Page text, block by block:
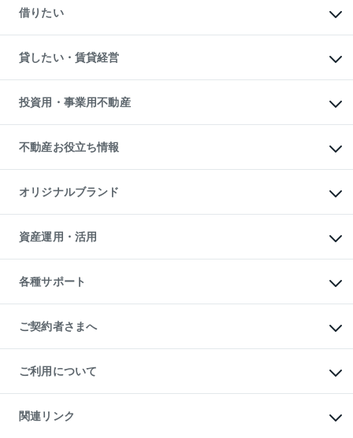
中古一戸建ての購入
不動産購入の流れ
注目キーワード物件特集
購入ガイド
English 繁体中文簡体中文
一戸建ての売却・査定
土地の売却・査定
スピードAI査定
不動産査定について
不動産売却の流れ
不動産買換えの流れ
売却ガイド
借りたい
オフィス・店舗の賃貸
借りるときの流れ
借りるガイド
貸したい・賃貸経営
マンション賃料データ
賃貸管理プラン
リロケーションについて
貸すガイド
投資用・事業用不動産
事業用不動産
マンション投資
投資用マンション
アパート経営
収益物件
ビル購入（ビル一棟）
投資用不動産の売却査定
事業用不動産の売却査定
不動産お役立ち情報
マンションライブラリー
人気マンションランキング
暮らしに役立つ不動産メディア
不動産相場・不動産価格情報
不動産コラム・ニュース
不動産用語集
不動産なんでもネット相談室
住まいの税金
オリジナルブランド
一棟リノベーションマンション
L`GENTE（ルジェンテ）
区分リノベーションマンション
投資用一棟レジデンスWELL
不動産小口投資
LEGACIA（レガシア）
資産運用・活用
不動産M&A
アセットマネジメント・出資
各種サポート
相続サポート
リフォームサポート
ご契約者さまへ
ご紹介・再契約特典
入居者様専用-各種ご案内（賃貸）
東急こすもす会「こすもすWeb」
ご利用について
金融商品取引について
東急リバブル ソーシャルメディアポリシー
関連リンク